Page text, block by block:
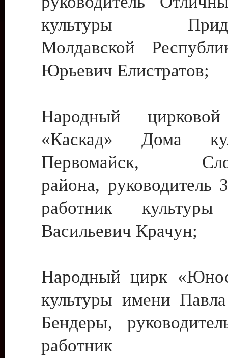
культуры
Молдавской
Юрьевич Елистратов;
Народный цирковой
«Каскад» Дома
Первомайск,
района, руководитель
работник культуры
Васильевич Крачун;
Народный цирк
культуры имени
Бендеры,
работник